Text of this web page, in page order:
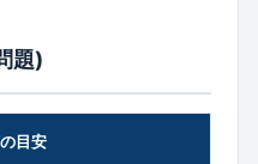
題)
目安